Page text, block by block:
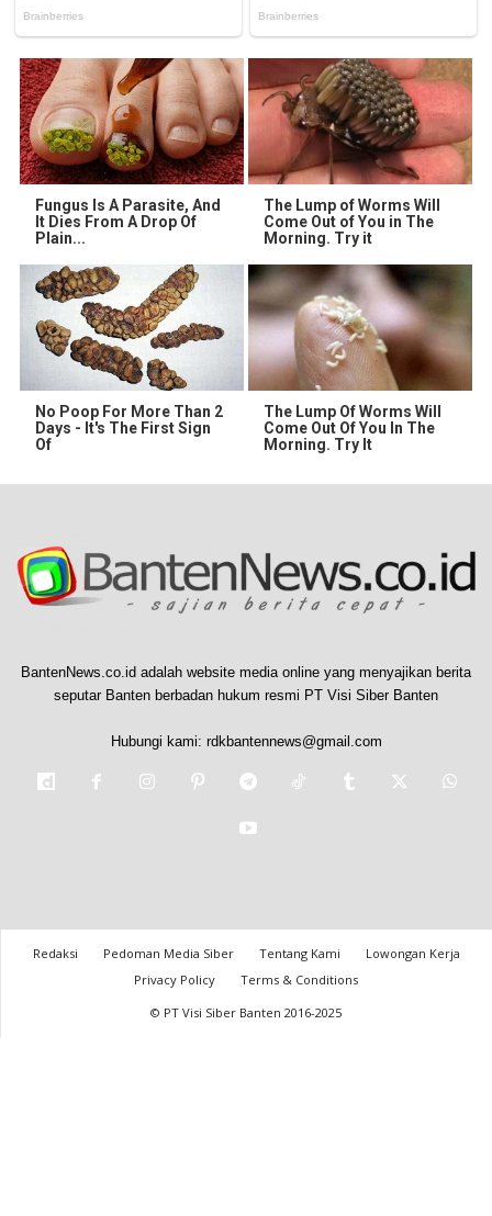
Fungus Is A Parasite, And
It Dies From A Drop Of
Plain...
The Lump of Worms Will
Come Out of You in The
Morning. Try it
No Poop For More Than 2
Days - It's The First Sign
Of
The Lump Of Worms Will
Come Out Of You In The
Morning. Try It
BantenNews.co.id adalah website media online yang menyajikan berita
seputar Banten berbadan hukum resmi PT Visi Siber Banten
Hubungi kami: rdkbantennews@gmail.com
Redaksi Pedoman Media Siber Tentang Kami
Lowongan Kerja
Privacy Policy
Terms & Conditions
© PT Visi Siber Banten 2016-2025